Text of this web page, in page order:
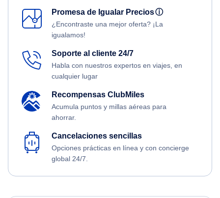
Promesa de Igualar Preciosⓘ
¿Encontraste una mejor oferta? ¡La
igualamos!
Soporte al cliente 24/7
Habla con nuestros expertos en viajes, en
cualquier lugar
Recompensas ClubMiles
Acumula puntos y millas aéreas para
ahorrar.
Cancelaciones sencillas
Opciones prácticas en línea y con concierge
global 24/7.